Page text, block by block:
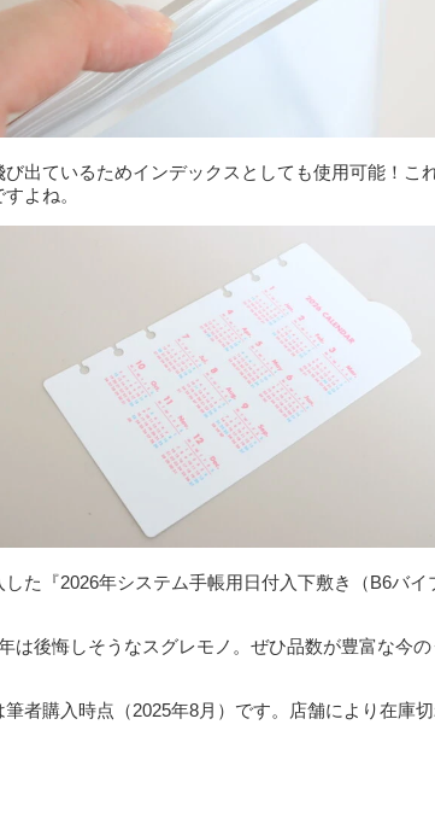
び出ているためインデックスとしても使用可能！こ
よね。
た『2026年システム手帳用日付入下敷き（B6バイ
は後悔しそうなスグレモノ。ぜひ品数が豊富な今
者購入時点（2025年8月）です。店舗により在庫